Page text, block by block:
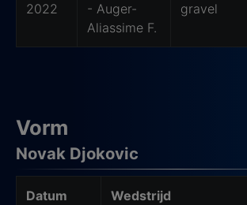
2022
- Auger-
Aliassime F.
gravel
Vorm
Novak Djokovic
Datum Wedstrijd